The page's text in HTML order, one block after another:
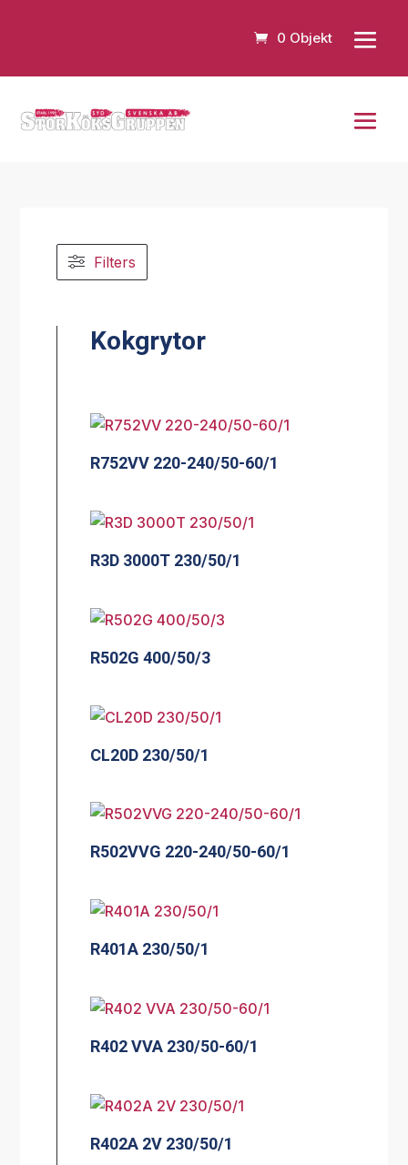
0 Objekt
Filters
Kokgrytor
R752VV 220-240/50-60/1
R3D 3000T 230/50/1
R502G 400/50/3
CL20D 230/50/1
R502VVG 220-240/50-60/1
R401A 230/50/1
R402 VVA 230/50-60/1
R402A 2V 230/50/1